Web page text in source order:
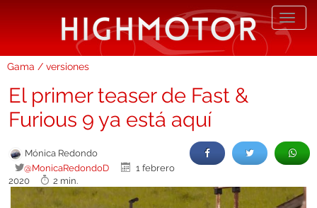
Gama / versiones
El primer teaser de Fast &
Furious 9 ya está aquí
Mónica Redondo
@MonicaRedondoD
1 febrero
2020
2 min.